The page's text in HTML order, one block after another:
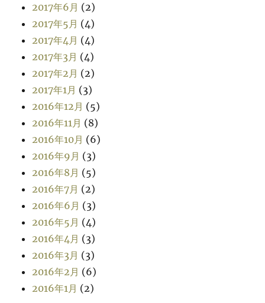
2017年6月 (2)
2017年5月 (4)
2017年4月 (4)
2017年3月 (4)
2017年2月 (2)
2017年1月 (3)
2016年12月 (5)
2016年11月 (8)
2016年10月 (6)
2016年9月 (3)
2016年8月 (5)
2016年7月 (2)
2016年6月 (3)
2016年5月 (4)
2016年4月 (3)
2016年3月 (3)
2016年2月 (6)
2016年1月 (2)